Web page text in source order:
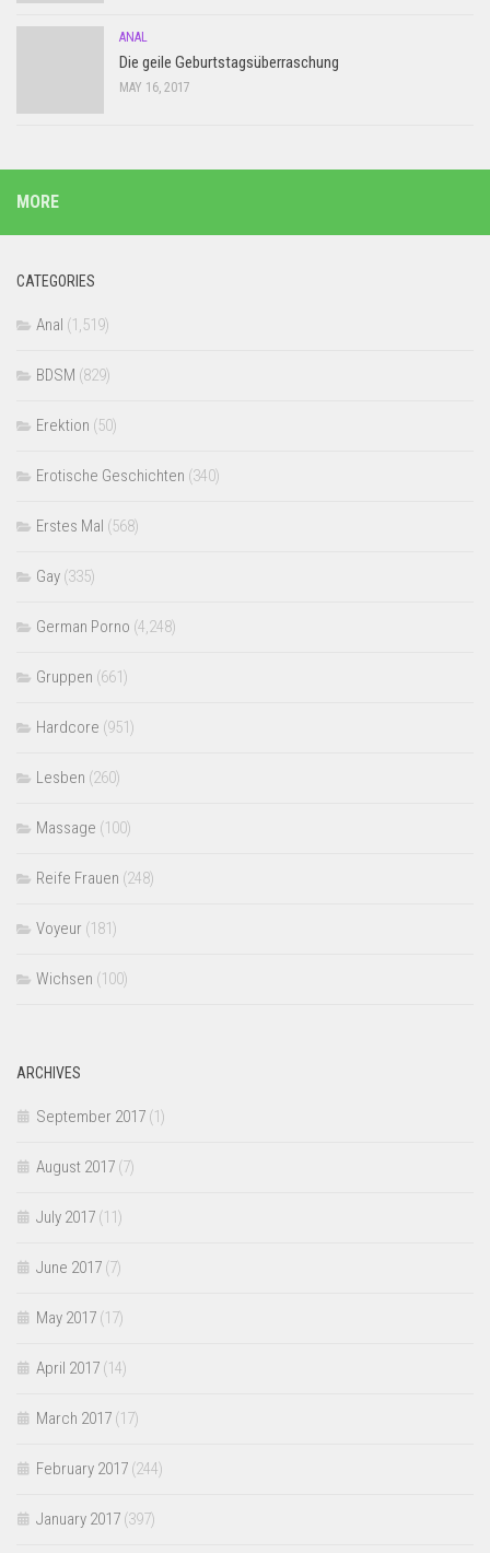
ANAL
Die geile Geburtstagsüberraschung
MAY 16, 2017
MORE
CATEGORIES
Anal (1,519)
BDSM (829)
Erektion (50)
Erotische Geschichten (340)
Erstes Mal (568)
Gay (335)
German Porno (4,248)
Gruppen (661)
Hardcore (951)
Lesben (260)
Massage (100)
Reife Frauen (248)
Voyeur (181)
Wichsen (100)
ARCHIVES
September 2017 (1)
August 2017 (7)
July 2017 (11)
June 2017 (7)
May 2017 (17)
April 2017 (14)
March 2017 (17)
February 2017 (244)
January 2017 (397)